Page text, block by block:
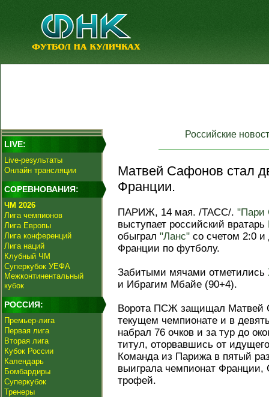
LIVE:
Live-результаты
Онлайн трансляции
СОРЕВНОВАНИЯ:
ЧМ 2026
Лига чемпионов
Лига Европы
Лига конференций
Лига наций
Клубный ЧМ
Суперкубок УЕФА
Межконтинентальный
кубок
РОССИЯ:
Премьер-лига
Первая лига
Вторая лига
Кубок России
Календарь
Бомбардиры
Суперкубок
Тренеры
Российские
Матвей Сафонов стал
Франции.
ПАРИЖ, 14 мая. /ТАСС/. "Пари
выступает российский вратарь
обыграл "Ланс" со счетом 2:0
Франции по футболу.
Забитыми мячами отметились
и Ибрагим Мбайе (90+4).
Ворота ПСЖ защищал Матвей
текущем чемпионате и в
набрал 76 очков и за тур до
титул, оторвавшись от
Команда из Парижа в пятый
выиграла чемпионат Франции,
трофей.